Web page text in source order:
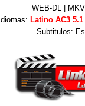
WEB-DL |
Idiomas: Latino AC3 5.1
Subtitulos: